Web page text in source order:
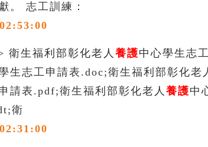
獻。 志工訓練：
衛生福利部彰化老人 養護中心學生志
生志工申請表.doc;衛生福利部彰化老
請表.pdf;衛生福利部彰化老人 養護中
衛